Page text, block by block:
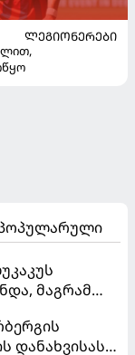
ᲚᲔᲒᲘᲝᲜᲔᲠᲔᲑᲘ
მაგრამ
დანახვისას